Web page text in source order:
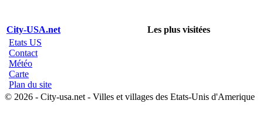
City-USA.net
Les plus visitées
Etats US
Contact
Météo
Carte
Plan du site
© 2026 - City-usa.net - Villes et villages des Etats-Unis d'Amerique